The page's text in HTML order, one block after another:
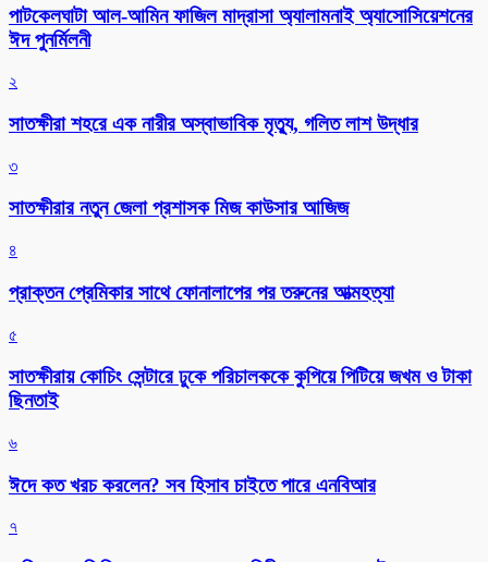
পাটকেলঘাটা আল-আমিন ফাজিল মাদ্রাসা অ্যালামনাই অ্যাসোসিয়েশনের
ঈদ পুনর্মিলনী
২
সাতক্ষীরা শহরে এক নারীর অস্বাভাবিক মৃত্যু, গলিত লাশ উদ্ধার
৩
সাতক্ষীরার নতুন জেলা প্রশাসক মিজ কাউসার আজিজ
৪
প্রাক্তন প্রেমিকার সাথে ফোনালাপের পর তরুনের আত্মহত্যা
৫
সাতক্ষীরায় কোচিং সেন্টারে ঢুকে পরিচালককে কুপিয়ে পিটিয়ে জখম ও টাকা
ছিনতাই
৬
ঈদে কত খরচ করলেন? সব হিসাব চাইতে পারে এনবিআর
৭